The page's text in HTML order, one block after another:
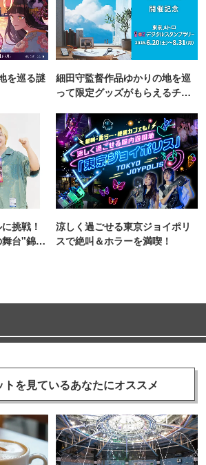
を巡る謎
細田守監督作品ゆかりの地を巡
って限定グッズがもらえるチャ
挑戦！
舞台"錦糸
涼しく過ごせる東京ジョイポリ
スで絶叫＆ホラーを満喫！
トを見ているあなたにオススメ